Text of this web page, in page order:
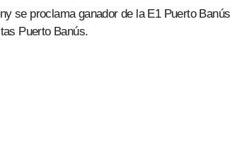
se proclama ganador de la E1 Puerto Banús
Puerto Banús.